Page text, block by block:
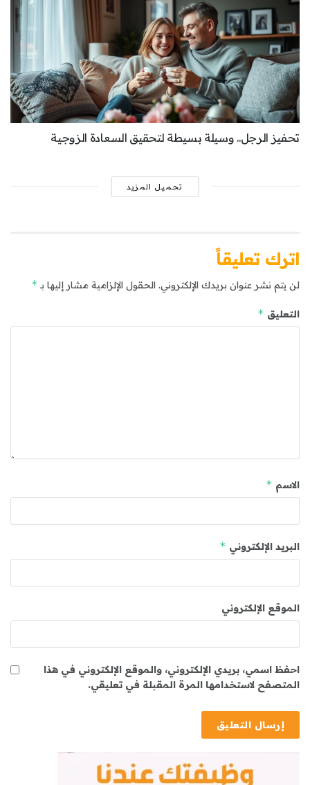
تحفيز الرجل.. وسيلة بسيطة لتحقيق السعادة الزوجية
تحميل المزيد
اترك تعليقاً
لن يتم نشر عنوان بريدك الإلكتروني. الحقول الإلزامية مشار إليها بـ *
التعليق *
الاسم *
البريد الإلكتروني *
الموقع الإلكتروني
احفظ اسمي، بريدي الإلكتروني، والموقع الإلكتروني في هذا
المتصفح لاستخدامها المرة المقبلة في تعليقي.